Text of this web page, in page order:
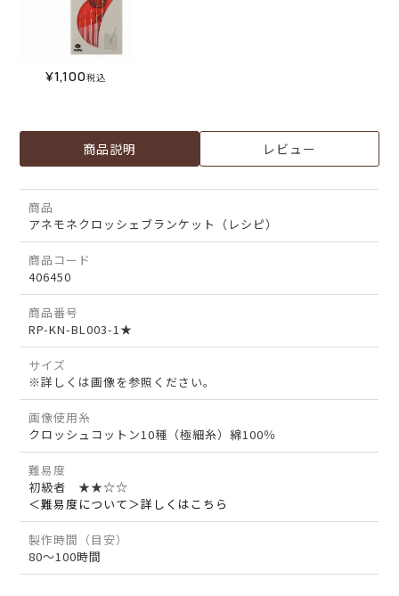
¥1,100税込
商品説明 レビュー
商品
アネモネクロッシェブランケット（レシピ）
商品コード
406450
商品番号
RP-KN-BL003-1★
サイズ
※詳しくは画像を参照ください。
画像使用糸
クロッシュコットン10種（極細糸）綿100％
難易度
初級者 ★★☆☆
＜難易度について＞詳しくはこちら
製作時間（目安）
80～100時間